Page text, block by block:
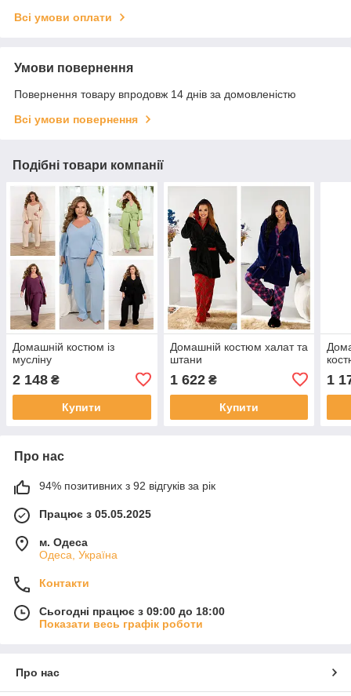
Всі умови оплати
Умови повернення
Повернення товару впродовж 14 днів за домовленістю
Всі умови повернення
Подібні товари компанії
Домашній костюм із
мусліну
2 148 ₴
Купити
Домашній костюм халат та
штани
1 622₴
Купити
1
Про нас
94% позитивних з 92 відгуків за рік
Працює з 05.05.2025
м. Одеса
Одеса, Україна
Контакти
Сьогодні працює з 09:00 до 18:00
Показати весь графік роботи
Про нас